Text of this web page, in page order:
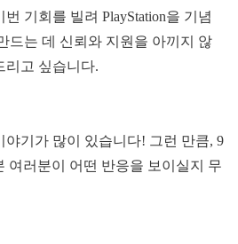
기회를 빌려 PlayStation을 기념
드는 데 신뢰와 지원을 아끼지 않
리고 싶습니다.
야기가 많이 있습니다! 그런 만큼, 9
여러분이 어떤 반응을 보이실지 무